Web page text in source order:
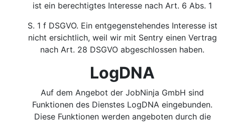
ist ein berechtigtes Interesse nach Art. 6 Abs. 1
S. 1 f DSGVO. Ein entgegenstehendes Interesse ist
nicht ersichtlich, weil wir mit Sentry einen Vertrag
nach Art. 28 DSGVO abgeschlossen haben.
LogDNA
Auf dem Angebot der JobNinja GmbH sind
Funktionen des Dienstes LogDNA eingebunden.
Diese Funktionen werden angeboten durch die